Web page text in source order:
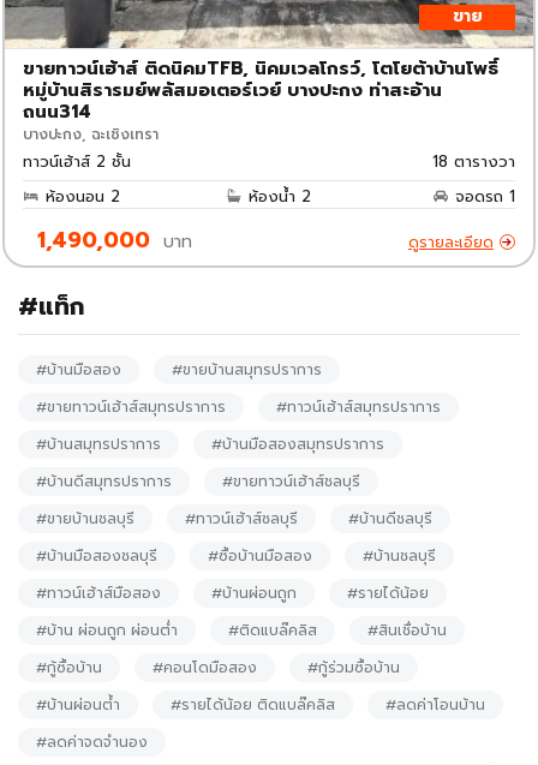
ขาย
ขายทาวน์เฮ้าส์ ติดนิคมTFB, นิคมเวลโกรว์, โตโยต้าบ้านโพธิ์
หมู่บ้านสิรารมย์พลัสมอเตอร์เวย์ บางปะกง ท่าสะอ้าน
ถนน314
บางปะกง, ฉะเชิงเทรา
ทาวน์เฮ้าส์ 2 ชั้น
18 ตารางวา
ห้องนอน 2 ห้องน้ำ 2 จอดรถ 1
1,490,000 บาท ดูรายละเอียด
#แท็ก
#บ้านมือสอง
#ขายบ้านสมุทรปราการ
#ขายทาวน์เฮ้าส์สมุทรปราการ
#ทาวน์เฮ้าส์สมุทรปราการ
#บ้านสมุทรปราการ
#บ้านมือสองสมุทรปราการ
#บ้านดีสมุทรปราการ
#ขายทาวน์เฮ้าส์ชลบุรี
#ขายบ้านชลบุรี
#ทาวน์เฮ้าส์ชลบุรี
#บ้านดีชลบุรี
#บ้านมือสองชลบุรี
#ซื้อบ้านมือสอง
#บ้านชลบุรี
#ทาวน์เฮ้าส์มือสอง
#บ้านผ่อนถูก
#รายได้น้อย
#บ้าน ผ่อนถูก ผ่อนต่ำ
#ติดแบล๊คลิส
#สินเชื่อบ้าน
#กู้ซื้อบ้าน
#คอนโดมือสอง
#กู้ร่วมซื้อบ้าน
#บ้านผ่อนต้ำ
#รายได้น้อย ติดแบล๊คลิส
#ลดค่าโอนบ้าน
#ลดค่าจดจำนอง